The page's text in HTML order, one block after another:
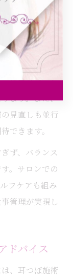
が見られま
ると同時に、
ます。食欲が
食事のバラン
ます。また、
見直しも並行
できます。
ず、バランス
。サロンでの
フケアも組み
管理が実現し
ドバイス
、耳つぼ施術